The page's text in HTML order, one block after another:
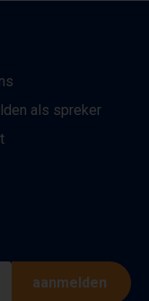
als spreker
aanmelden